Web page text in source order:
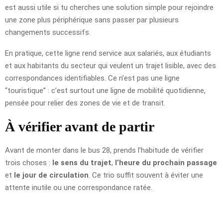
est aussi utile si tu cherches une solution simple pour rejoindre
une zone plus périphérique sans passer par plusieurs
changements successifs.
En pratique, cette ligne rend service aux salariés, aux étudiants
et aux habitants du secteur qui veulent un trajet lisible, avec des
correspondances identifiables. Ce n’est pas une ligne
“touristique” : c’est surtout une ligne de mobilité quotidienne,
pensée pour relier des zones de vie et de transit.
À vérifier avant de partir
Avant de monter dans le bus 28, prends l’habitude de vérifier
trois choses : le sens du trajet, l’heure du prochain passage
et le jour de circulation . Ce trio suffit souvent à éviter une
attente inutile ou une correspondance ratée.